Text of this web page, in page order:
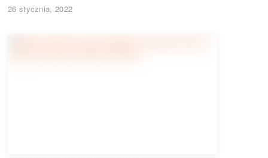
26 stycznia, 2022